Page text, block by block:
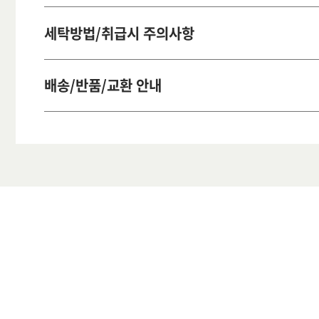
세탁방법/취급시 주의사항
배송/반품/교환 안내